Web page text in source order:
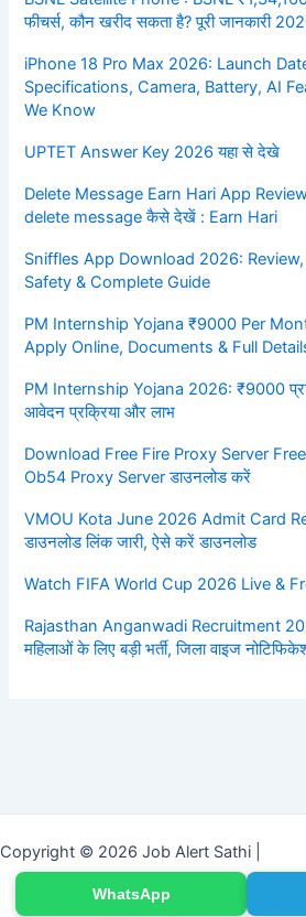
फीचर्स, कौन खरीद सकता है? पूरी जानकारी
iPhone 18 Pro Max 2026: Launch
Specifications, Camera, Battery, AI
We Know
UPTET Answer Key 2026 यहा से देखे
Delete Message Earn Hari App
delete message कैसे देखें : Earn Hari
Sniffles App Download 2026:
Safety & Complete Guide
PM Internship Yojana ₹9000 Per
Apply Online, Documents & Full
PM Internship Yojana 2026: ₹9000 प्रति
आवेदन प्रक्रिया और लाभ
Download Free Fire Proxy Server
Ob54 Proxy Server डाउनलोड करें
VMOU Kota June 2026 Admit Card
डाउनलोड लिंक जारी, ऐसे करें डाउनलोड
Watch FIFA World Cup 2026 Live &
Rajasthan Anganwadi Recruitment
महिलाओं के लिए बड़ी भर्ती, जिला वाइज
Copyright © 2026 Job Alert Sathi |
WhatsApp